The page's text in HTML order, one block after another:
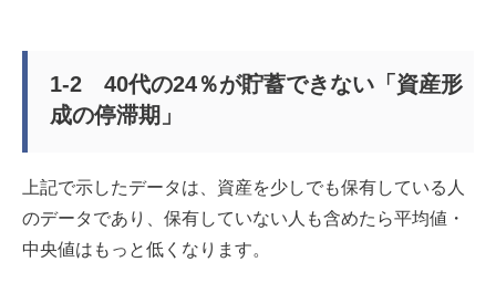
1-2 40代の24％が貯蓄できない「資産形
成の停滞期」
上記で示したデータは、資産を少しでも保有している人
のデータであり、保有していない人も含めたら平均値・
中央値はもっと低くなります。